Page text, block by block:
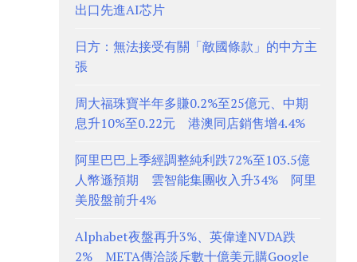
出口先進AI芯片
日方：無法接受有關「敵國條款」的中方主
張
周大福珠寶半年多賺0.2%至25億元、中期
息升10%至0.22元 港澳同店銷售增4.4%
阿里巴巴上季經調整純利跌72%至103.5億
人幣遜預期 雲智能集團收入升34% 阿里
美股盤前升4%
Alphabet夜盤再升3%、英偉達NVDA跌
2% META傳洽談斥數十億美元購Google